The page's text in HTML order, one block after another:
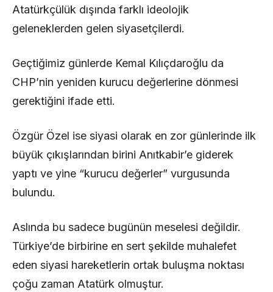
Atatürkçülük dışında farklı ideolojik
geleneklerden gelen siyasetçilerdi.
Geçtiğimiz günlerde Kemal Kılıçdaroğlu da
CHP’nin yeniden kurucu değerlerine dönmesi
gerektiğini ifade etti.
Özgür Özel ise siyasi olarak en zor günlerinde ilk
büyük çıkışlarından birini Anıtkabir’e giderek
yaptı ve yine “kurucu değerler” vurgusunda
bulundu.
Aslında bu sadece bugünün meselesi değildir.
Türkiye’de birbirine en sert şekilde muhalefet
eden siyasi hareketlerin ortak buluşma noktası
çoğu zaman Atatürk olmuştur.